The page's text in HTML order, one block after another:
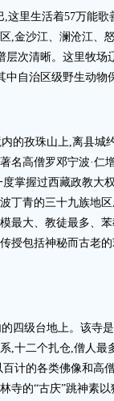
这里生活着57万能
,金沙江、澜沧江、
层次清晰。这里牧
自治区级野生动物
的孜珠山上,离县城
名高僧罗邓宁波·仁
掌握过西藏政教大
丁青的三十九族地
最大、教徒最多、
授包括神秘而古老
四级台地上。该寺
,十二个扎仓,僧人最
计的各类佛像和高
寺的“古庆”跳神素